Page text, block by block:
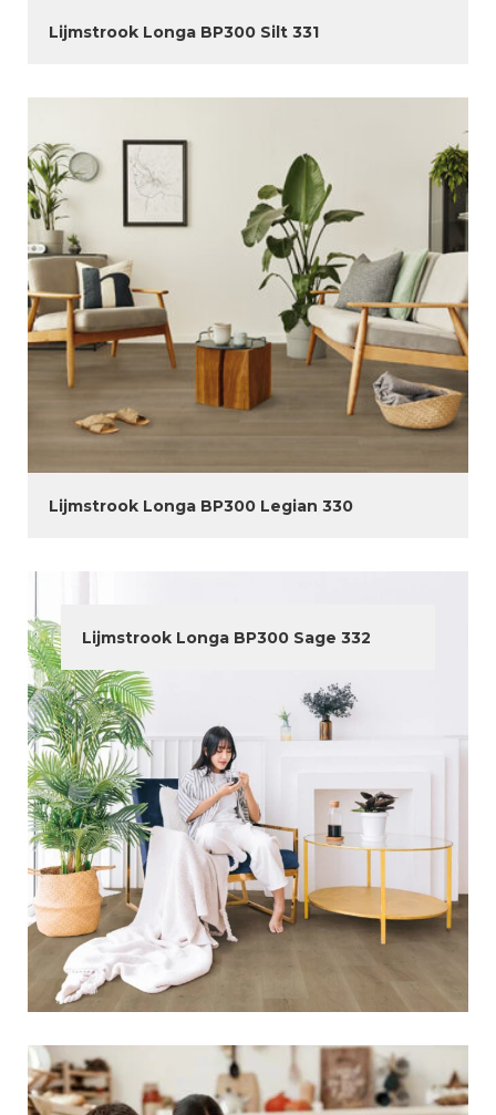
Lijmstrook Longa BP300 Silt 331
Lijmstrook Longa BP300 Legian 330
Lijmstrook Longa BP300 Sage 332